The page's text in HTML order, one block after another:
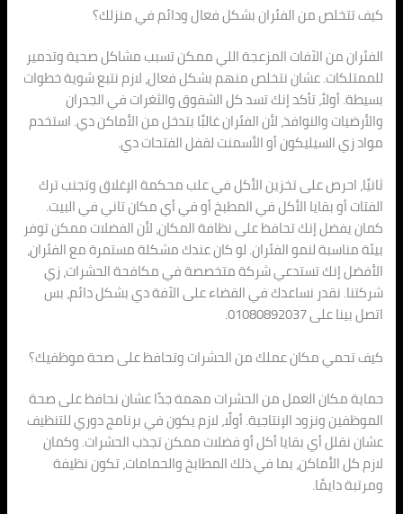
كيف تتخلص من الفئران بشكل فعال ودائم في منزلك؟
الفئران من الآفات المزعجة اللي ممكن تسبب مشاكل صحية وتدمير
للممتلكات. عشان نتخلص منهم بشكل فعال، لازم نتبع شوية خطوات
بسيطة. أولاً، تأكد إنك تسد كل الشقوق والثغرات في الجدران
والأرضيات والنوافذ، لأن الفئران غالبًا بتدخل من الأماكن دي. استخدم
مواد زي السيليكون أو الأسمنت لقفل الفتحات دي.
ثانيًا، احرص على تخزين الأكل في علب محكمة الإغلاق وتجنب ترك
الفتات أو بقايا الأكل في المطبخ أو في أي مكان تاني في البيت.
كمان يفضل إنك تحافظ على نظافة المكان، لأن الفضلات ممكن توفر
بيئة مناسبة لنمو الفئران. لو كان عندك مشكلة مستمرة مع الفئران،
الأفضل إنك تستدعي شركة متخصصة في مكافحة الحشرات، زي
شركتنا. نقدر نساعدك في القضاء على الآفة دي بشكل دائم، بس
اتصل بينا على 01080892037.
كيف تحمي مكان عملك من الحشرات وتحافظ على صحة موظفيك؟
حماية مكان العمل من الحشرات مهمة جدًا عشان نحافظ على صحة
الموظفين ونزود الإنتاجية. أولًا، لازم يكون في برنامج دوري للتنظيف
عشان نقلل أي بقايا أكل أو فضلات ممكن تجذب الحشرات. وكمان
لازم كل الأماكن، بما في ذلك المطابخ والحمامات، تكون نظيفة
ومرتبة دايمًا.